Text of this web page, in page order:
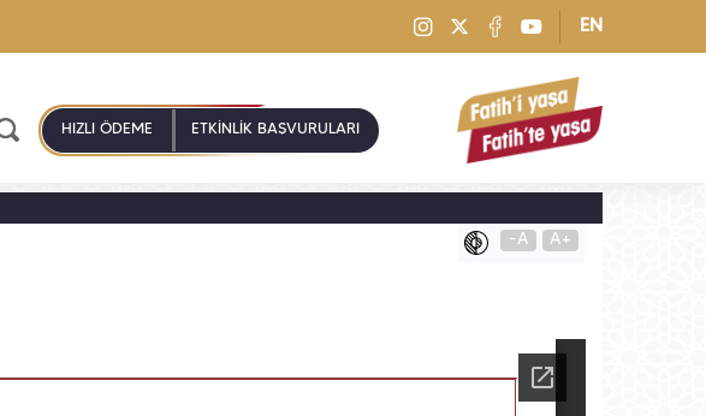
EN
HIZLI ÖDEME ETKİNLİK BAŞVURULARI
-A A+